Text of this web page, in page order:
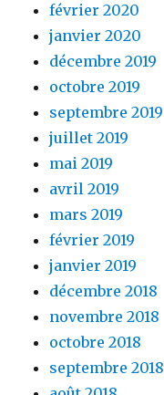
février 2020
janvier 2020
décembre 2019
octobre 2019
septembre 2019
juillet 2019
mai 2019
avril 2019
mars 2019
février 2019
janvier 2019
décembre 2018
novembre 2018
octobre 2018
septembre 2018